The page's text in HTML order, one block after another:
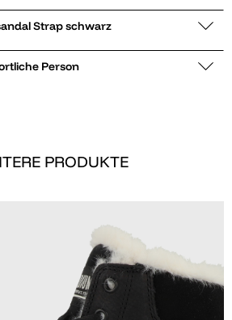
Sandale Offsandal Strap schwarz
Person
PRODUKTE